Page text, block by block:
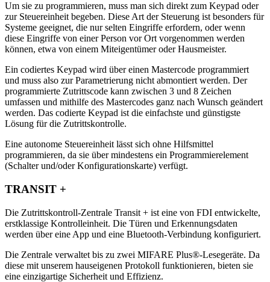
Um sie zu programmieren, muss man sich direkt zum Keypad oder
zur Steuereinheit begeben. Diese Art der Steuerung ist besonders für
Systeme geeignet, die nur selten Eingriffe erfordern, oder wenn
diese Eingriffe von einer Person vor Ort vorgenommen werden
können, etwa von einem Miteigentümer oder Hausmeister.
Ein codiertes Keypad wird über einen Mastercode programmiert
und muss also zur Parametrierung nicht abmontiert werden. Der
programmierte Zutrittscode kann zwischen 3 und 8 Zeichen
umfassen und mithilfe des Mastercodes ganz nach Wunsch geändert
werden. Das codierte Keypad ist die einfachste und günstigste
Lösung für die Zutrittskontrolle.
Eine autonome Steuereinheit lässt sich ohne Hilfsmittel
programmieren, da sie über mindestens ein Programmierelement
(Schalter und/oder Konfigurationskarte) verfügt.
TRANSIT +
Die Zutrittskontroll-Zentrale Transit + ist eine von FDI entwickelte,
erstklassige Kontrolleinheit. Die Türen und Erkennungsdaten
werden über eine App und eine Bluetooth-Verbindung konfiguriert.
Die Zentrale verwaltet bis zu zwei MIFARE Plus®-Lesegeräte. Da
diese mit unserem hauseigenen Protokoll funktionieren, bieten sie
eine einzigartige Sicherheit und Effizienz.